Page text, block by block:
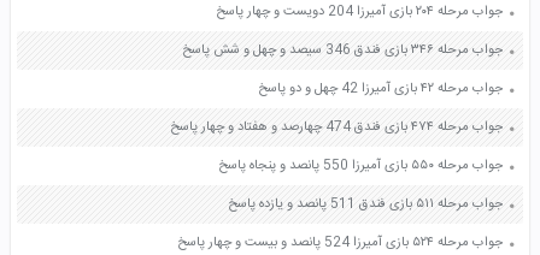
جواب مرحله ۲۰۴ بازی آمیرزا 204 دویست و چهار پاسخ
جواب مرحله ۳۴۶ بازی فندق 346 سیصد و چهل و شش پاسخ
جواب مرحله ۴۲ بازی آمیرزا 42 چهل و دو پاسخ
جواب مرحله ۴۷۴ بازی فندق 474 چهارصد و هفتاد و چهار پاسخ
جواب مرحله ۵۵۰ بازی آمیرزا 550 پانصد و پنجاه پاسخ
جواب مرحله ۵۱۱ بازی فندق 511 پانصد و یازده پاسخ
جواب مرحله ۵۲۴ بازی آمیرزا 524 پانصد و بیست و چهار پاسخ